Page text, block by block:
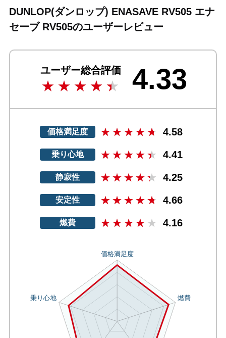
DUNLOP(ダンロップ) ENASAVE RV505 エナ
セーブ RV505のユーザーレビュー
ユーザー総合評価 4.33
価格満足度 4.58
乗り心地 4.41
静寂性 4.25
安定性 4.66
燃費 4.16